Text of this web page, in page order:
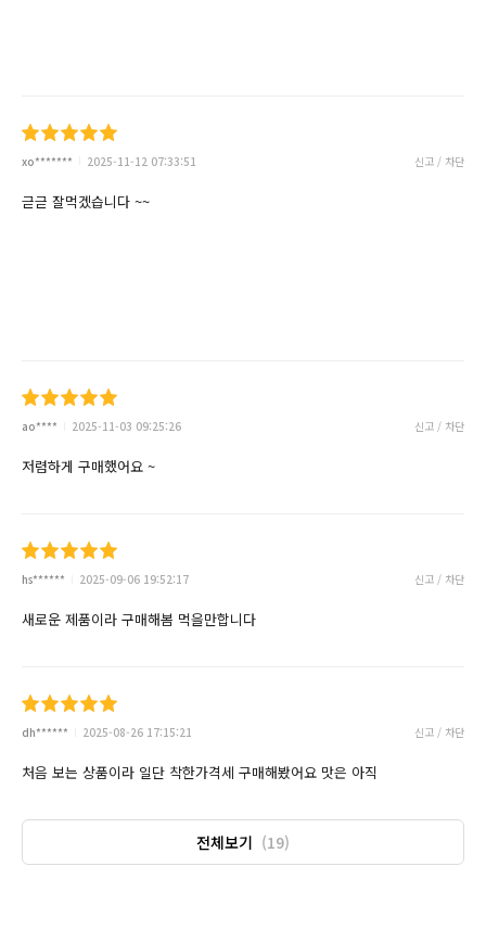
xo******* 2025-11-12 07:33:51 신고 / 차단
귿귿 잘먹겠습니다 ~~
ao**** 2025-11-03 09:25:26 신고 / 차단
저렴하게 구매했어요 ~
hs****** 2025-09-06 19:52:17 신고 / 차단
새로운 제품이라 구매해봄 먹을만합니다
dh****** 2025-08-26 17:15:21 신고 / 차단
처음 보는 상품이라 일단 착한가격세 구매해봤어요 맛은 아직
전체보기 (19)